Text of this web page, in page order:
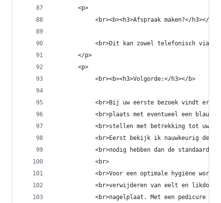
       <p>
            <br><b><h3>Afspraak maken?</h3></b>
<br>Dit kan zowel telefonisch via
       </p>
       <p>
            <br><b><h3>Volgorde:</h3></b>
<br>Bij uw eerste bezoek vindt er
<br>plaats met eventueel een
<br>stellen met betrekking tot uw
<br>Eerst bekijk ik nauwkeurig de
<br>nodig hebben dan de standaard
            <br>
<br>Voor een optimale hygiëne
<br>verwijderen van eelt en
<br>nagelplaat. Met een pedicure